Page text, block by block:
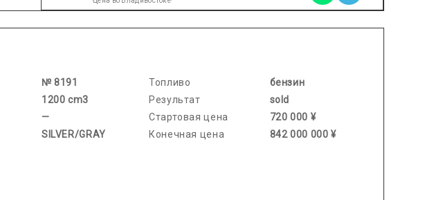
№ 8191
1200 cm3
—
SILVER/GRAY
Топливо
бензин
Результат
sold
Стартовая цена
720 000 ¥
Конечная цена
842 000 000 ¥